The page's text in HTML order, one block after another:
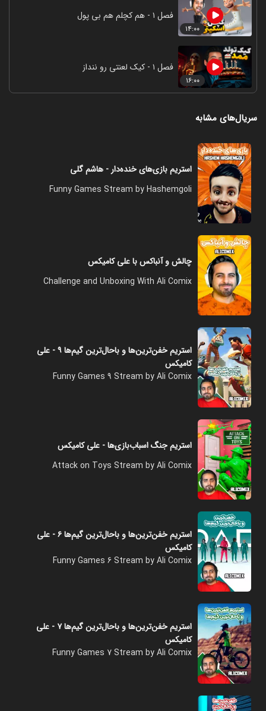
۱۴:۰۰
فصل ۱ - هم کچلم هم بی پول
۱۶:۰۰
فصل ۱ - کیک لعنتی رو ننداز
سریال‌های مشابه
استریم بازی‌های خنده‌دار - هاشم گلی
Funny Games Stream by Hashemgoli
چالش و آنباکس با علی کامیکس
Challenge and Unboxing With Ali Comix
استریم خفن‌ترین‌ها و باحال‌ترین گیم‌ها ۹ - علی
کامیکس
Funny Games 9 Stream by Ali Comix
استریم جنگ اسباب‌بازی‌ها - علی کامیکس
Attack on Toys Stream by Ali Comix
استریم خفن‌ترین‌ها و باحال‌ترین گیم‌ها ۶ - علی
کامیکس
Funny Games 6 Stream by Ali Comix
استریم خفن‌ترین‌ها و باحال‌ترین گیم‌ها ۷ - علی
کامیکس
Funny Games 7 Stream by Ali Comix